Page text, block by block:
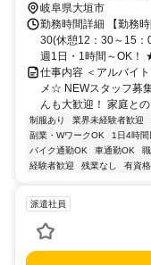
岐阜県大垣市
勤務時間詳細 【勤務
30(休憩12：30～15
週1日・1時間～OK！
仕事内容 ＜アルバイ
メ☆ NEWスタッフ募
んも大歓迎！ 家庭と
制服あり 業界未経験者歓迎
副業・WワークOK
1日4時間
バイク通勤OK
車通勤OK
経験者歓迎
残業なし 有資
派遣社員